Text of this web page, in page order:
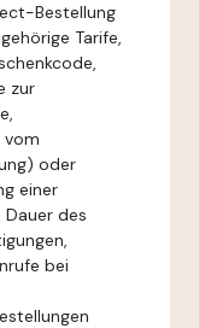
Bestellung
Tarife,
zur
vom
oder
einer
des
bei